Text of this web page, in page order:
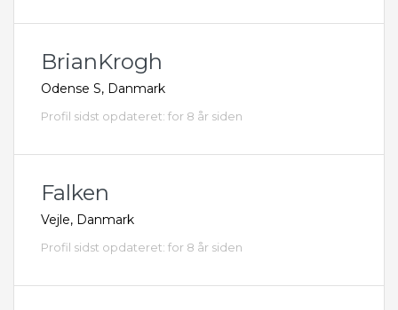
BrianKrogh
Odense S, Danmark
Profil sidst opdateret: for 8 år siden
Falken
Vejle, Danmark
Profil sidst opdateret: for 8 år siden